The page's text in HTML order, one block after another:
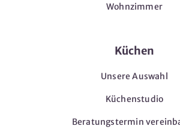
Wohnzimmer
Küchen
Unsere Auswahl
Küchenstudio
Beratungstermin